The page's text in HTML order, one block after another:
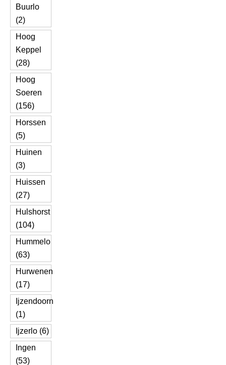
Buurlo
(2)
Hoog
Keppel
(28)
Hoog
Soeren
(156)
Horssen
(5)
Huinen
(3)
Huissen
(27)
Hulshorst
(104)
Hummelo
(63)
Hurwenen
(17)
Ijzendoorn
(1)
Ijzerlo (6)
Ingen
(53)